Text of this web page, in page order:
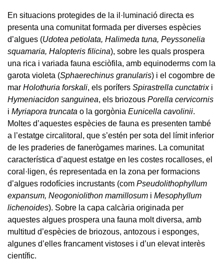
En situacions protegides de la il·luminació directa es
presenta una comunitat formada per diverses espècies
d’algues (Udotea petiolata, Halimeda tuna, Peyssonelia
squamaria, Halopteris filicina), sobre les quals prospera
una rica i variada fauna esciòfila, amb equinoderms com la
garota violeta (Sphaerechinus granularis) i el cogombre de
mar Holothuria forskali, els porífers Spirastrella cunctatrixi
Hymeniacidon sanguinea, els briozous Porella cervicornis
i Myriapora truncata o la gorgònia Eunicella cavolinii.
Moltes d’aquestes espècies de fauna es presenten també
a l’estatge circalitoral, que s’estén per sota del límit inferior
de les praderies de fanerògames marines. La comunitat
característica d’aquest estatge en les costes rocalloses, el
coral·ligen, és representada en la zona per formacions
d’algues rodofícies incrustants (com Pseudolithophyllum
expansum, Neogoniolithon mamillosum i Mesophyllum
lichenoides). Sobre la capa calcària originada per
aquestes algues prospera una fauna molt diversa, amb
multitud d’espècies de briozous, antozous i esponges,
algunes d’elles francament vistoses i d’un elevat interès
científic.